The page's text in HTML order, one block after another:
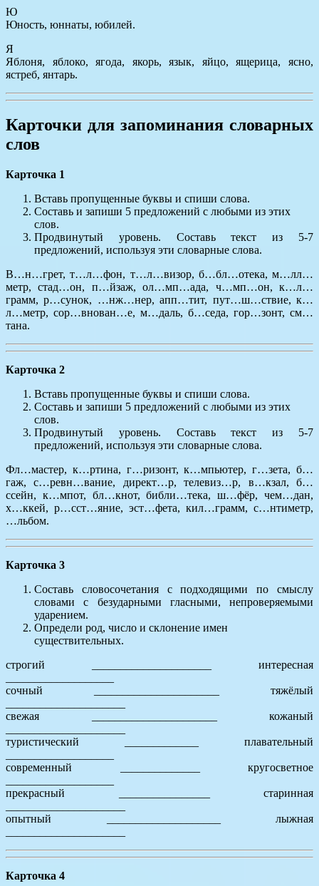
Ю
Юность, юннаты, юбилей.
Я
Яблоня, яблоко, ягода, якорь, язык, яйцо, ящерица, ясно,
ястреб, янтарь.
Карточки для запоминания словарных
слов
Карточка 1
Вставь пропущенные буквы и спиши слова.
Составь и запиши 5 предложений с любыми из этих
слов.
Продвинутый уровень. Составь текст из 5-7
предложений, используя эти словарные слова.
В…н…грет, т…л…фон, т…л…визор, б…бл…отека, м…лл…
метр, стад…он, п…йзаж, ол…мп…ада, ч…мп…он, к…л…
грамм, р…сунок, …нж…нер, апп…тит, пут…ш…ствие, к…
л…метр, сор…внован…е, м…даль, б…седа, гор…зонт, см…
тана.
Карточка 2
Вставь пропущенные буквы и спиши слова.
Составь и запиши 5 предложений с любыми из этих
слов.
Продвинутый уровень. Составь текст из 5-7
предложений, используя эти словарные слова.
Фл…мастер, к…ртина, г…ризонт, к…мпьютер, г…зета, б…
гаж, с…ревн…вание, директ…р, телевиз…р, в…кзал, б…
ссейн, к…мпот, бл…кнот, библи…тека, ш…фёр, чем…дан,
х…ккей, р…сст…яние, эст…фета, кил…грамм, с…нтиметр,
…льбом.
Карточка 3
Составь словосочетания с подходящими по смыслу
словами с безударными гласными, непроверяемыми
ударением.
Определи род, число и склонение имен
существительных.
строгий _____________________ интересная
сочный ______________________ тяжёлый
свежая ______________________ кожаный
туристический _____________ плавательный
современный ______________ кругосветное
прекрасный ________________ старинная
опытный ____________________ лыжная
Карточка 4